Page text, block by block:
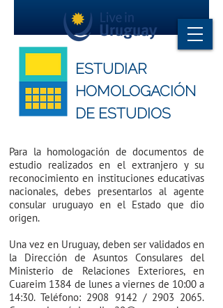
ESTUDIAR
HOMOLOGACIÓN
DE ESTUDIOS
Para la homologación de documentos de
estudio realizados en el extranjero y su
reconocimiento en instituciones educativas
nacionales, debes presentarlos al agente
consular uruguayo en el Estado que dio
origen.
Una vez en Uruguay, deben ser validados en
la Dirección de Asuntos Consulares del
Ministerio de Relaciones Exteriores, en
Cuareim 1384 de lunes a viernes de 10:00 a
14:30. Teléfono: 2908 9142 / 2903 2065.